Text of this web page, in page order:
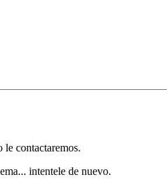
le contactaremos.
intentele de nuevo.